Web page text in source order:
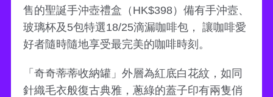
售的聖誕手沖壺禮盒（HK$398）備有手沖壼、
玻璃杯及5包特選18/25滴漏咖啡包， 讓咖啡愛
好者隨時隨地享受最完美的咖啡時刻。
「奇奇蒂蒂收納罐」外層為紅底白花紋，如同
針織毛衣般復古典雅，蔥綠的蓋子印有兩隻俏